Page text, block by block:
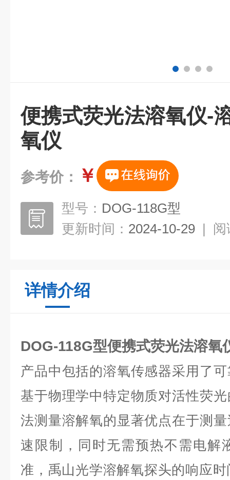
便携式荧光法溶氧仪-
氧仪
参考价： ￥
型号： DOG-118G型
更新时间： 2024-10-29 | 阅
详情介绍
DOG-118G型便携式荧光法溶氧
产品中包括的溶氧传感器采用了
基于物理学中特定物质对活性荧
法测量溶解氧的显著优点在于测
速限制，同时无需预热不需电解
准，禹山光学溶解氧探头的响应